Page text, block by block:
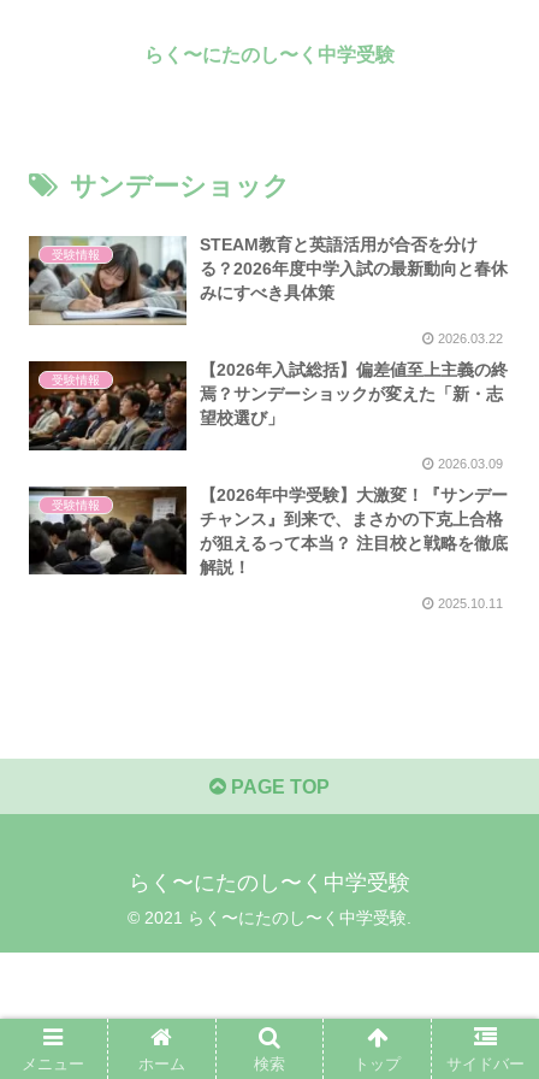
らく〜にたのし〜く中学受験
サンデーショック
受験情報
STEAM教育と英語活用が合否を分け
る？2026年度中学入試の最新動向と春休
みにすべき具体策
2026.03.22
受験情報
【2026年入試総括】偏差値至上主義の終
焉？サンデーショックが変えた「新・志
望校選び」
2026.03.09
受験情報
【2026年中学受験】大激変！『サンデー
チャンス』到来で、まさかの下克上合格
が狙えるって本当？ 注目校と戦略を徹底
解説！
2025.10.11
PAGE TOP
らく〜にたのし〜く中学受験
© 2021 らく〜にたのし〜く中学受験.
メニュー ホーム 検索 トップ サイドバー